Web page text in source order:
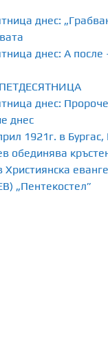
днес:
днес: А после
днес:
днес
1921г. в
обединява
Християнска
„Пентекостел”